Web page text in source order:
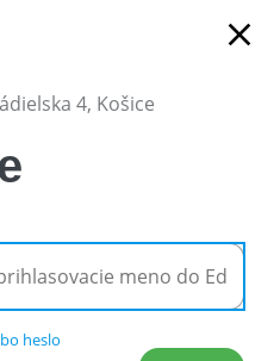
4, Košice
close
heslo